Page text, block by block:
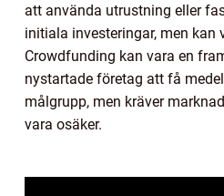
att använda utrustning eller
initiala investeringar, men kan
Crowdfunding kan vara en
nystartade företag att få
målgrupp, men kräver
vara osäker.